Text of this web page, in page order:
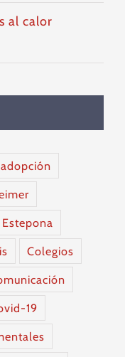
al calor
adopción
Colegios
19